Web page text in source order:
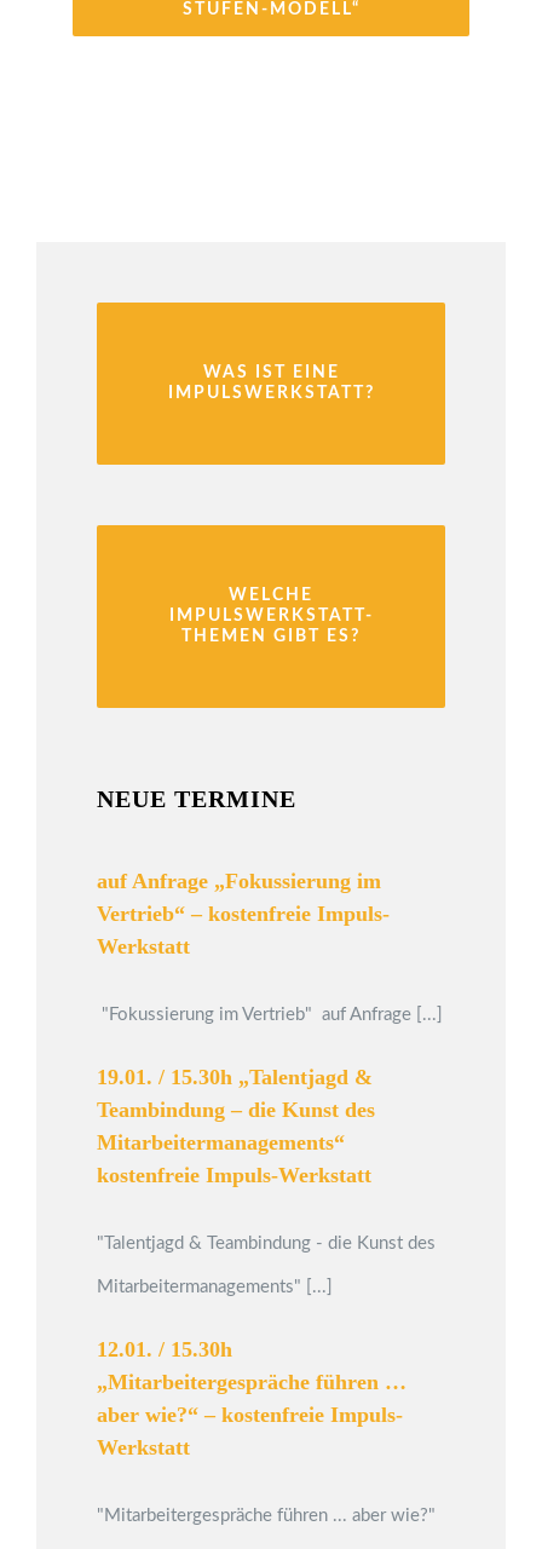
STUFEN-MODELL“
WAS IST EINE
IMPULSWERKSTATT?
WELCHE
IMPULSWERKSTATT-
THEMEN GIBT ES?
NEUE TERMINE
auf Anfrage „Fokussierung im
Vertrieb“ – kostenfreie Impuls-
Werkstatt
"Fokussierung im Vertrieb" auf Anfrage [...]
19.01. / 15.30h „Talentjagd &
Teambindung – die Kunst des
Mitarbeitermanagements“
kostenfreie Impuls-Werkstatt
"Talentjagd & Teambindung - die Kunst des
Mitarbeitermanagements" [...]
12.01. / 15.30h
„Mitarbeitergespräche führen …
aber wie?“ – kostenfreie Impuls-
Werkstatt
"Mitarbeitergespräche führen ... aber wie?"